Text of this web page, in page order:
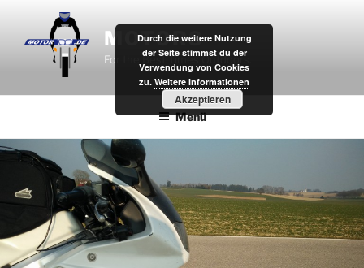
springen
MOTOR8
For the Best Times Outdoors.
Menü
Durch die weitere Nutzung
der Seite stimmst du der
Verwendung von Cookies
zu. Weitere Informationen
Akzeptieren